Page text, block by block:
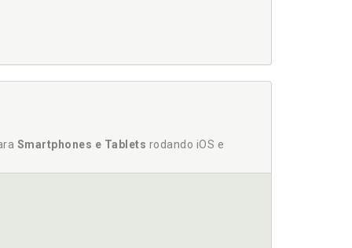
99, p. 162
dano processual, p. 150
p. 211
Smartphones e Tablets rodando iOS e